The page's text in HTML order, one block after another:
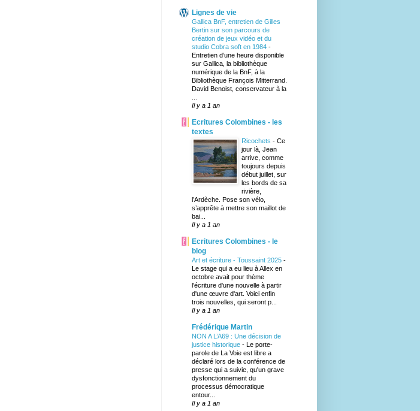
Lignes de vie
Gallica BnF, entretien de Gilles
Bertin sur son parcours de
création de jeux vidéo et du
studio Cobra soft en 1984 -
Entretien d’une heure disponible
sur Gallica, la bibliothèque
numérique de la BnF, à la
Bibliothèque François Mitterrand.
David Benoist, conservateur à la
Il y a 1 an
Ecritures Colombines - les
textes
Ricochets - Ce
jour là, Jean
arrive, comme
toujours depuis
début juillet, sur
les bords de sa
rivière,
l’Ardèche. Pose son vélo,
s’apprête à mettre son maillot de
bai...
Il y a 1 an
Ecritures Colombines - le
blog
Art et écriture - Toussaint 2025 -
Le stage qui a eu lieu à Allex en
octobre avait pour thème
l'écriture d'une nouvelle à partir
d'une œuvre d'art. Voici enfin
trois nouvelles, qui seront p...
Il y a 1 an
Frédérique Martin
NON A L’A69 : Une décision de
justice historique - Le porte-
parole de La Voie est libre a
déclaré lors de la conférence de
presse qui a suivie, qu'un grave
dysfonctionnement du
processus démocratique
entour...
Il y a 1 an